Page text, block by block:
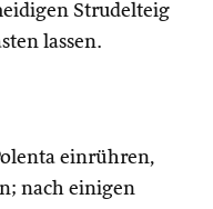
Strudelteig
lassen.
einrühren,
nach einigen